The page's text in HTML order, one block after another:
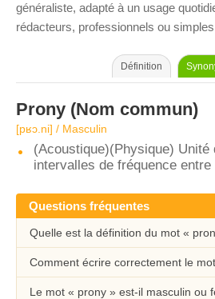
généraliste, adapté à un usage
rédacteurs, professionnels ou
Définition
Prony (Nom commun)
[pʁɔ.ni] / Masculin
(Acoustique)(Physique) Unité
intervalles de fréquence
Questions fréquentes
Quelle est la définition du mot «
Comment écrire correctement le
Le mot « prony » est-il masculin ou